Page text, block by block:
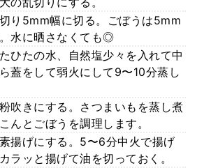
り5mm幅に切る。ごぼうは5mm
水に晒さなくても◎
ひたの水、自然塩少々を入れて中
蓋をして弱火にして9〜10分蒸し
吹きにする。さつまいもを蒸し煮
んとごぼうを調理します。
揚げにする。5〜6分中火で揚げ
ラッと揚げて油を切っておく。